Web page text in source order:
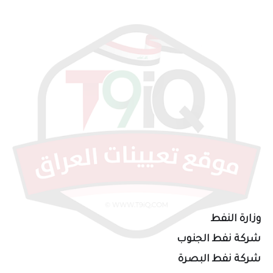
وزارة النفط
شركة نفط الجنوب
شركة نفط البصرة